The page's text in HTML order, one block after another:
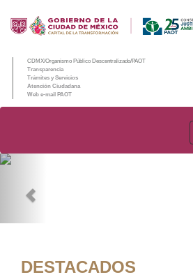
CDMX/Organismo Público Descentralizado/PAOT
Transparencia
Trámites y Servicios
Atención Ciudadana
Web e-mail PAOT
DESTACADOS